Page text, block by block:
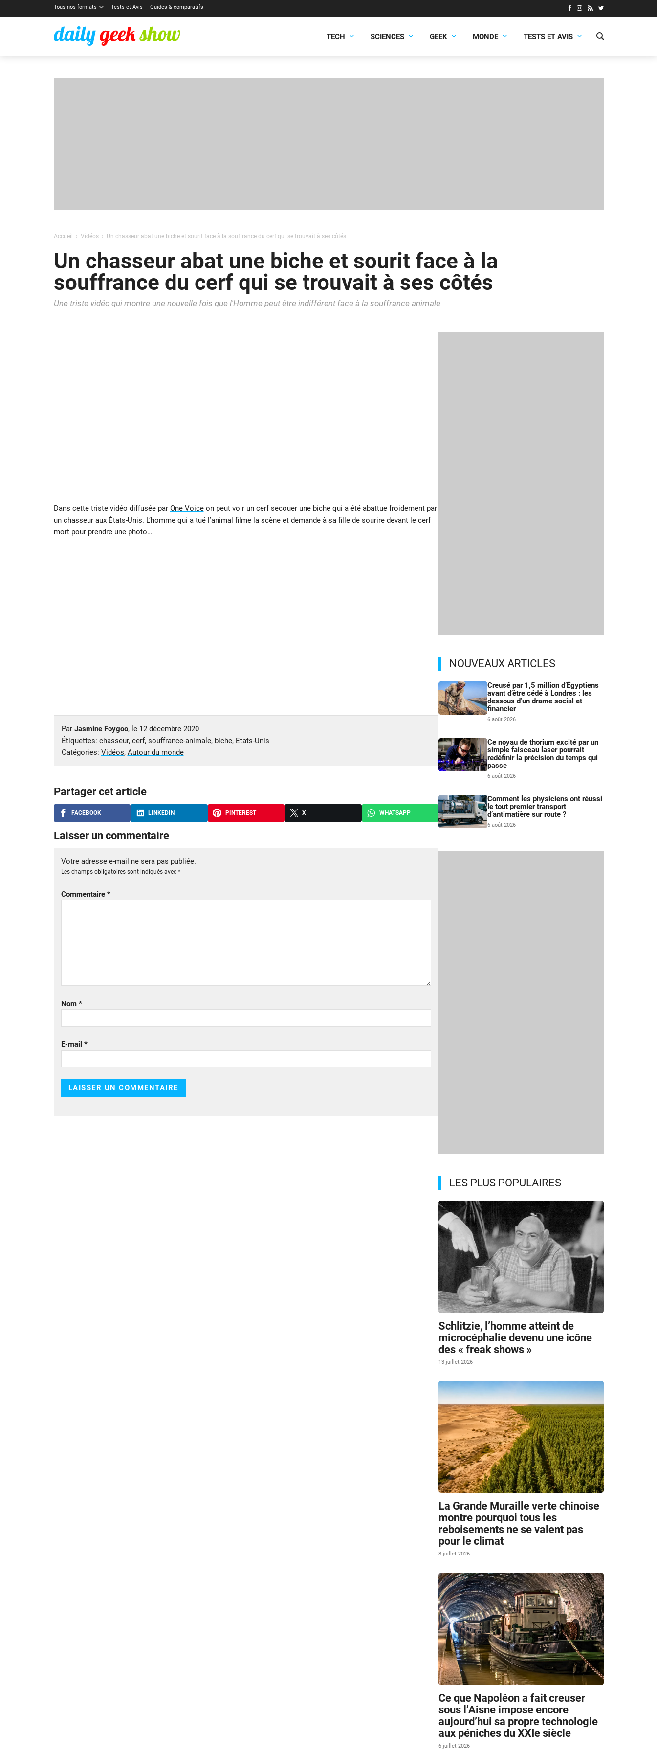
Tous nos formats Tests et Avis Guides & comparatifs
TECH SCIENCES GEEK MONDE TESTS ET AVIS
Accueil Vidéos Un chasseur abat une biche et sourit face à la souffrance du cerf qui se trouvait à ses côtés
Un chasseur abat une biche et sourit face à la
souffrance du cerf qui se trouvait à ses côtés
Une triste vidéo qui montre une nouvelle fois que l'Homme peut être indifférent face à la souffrance animale
Dans cette triste vidéo diffusée par One Voiceon peut voir un cerf secouer une biche qui a été abattue froidement par
un chasseur aux États-Unis. L’homme qui a tué l’animal filme la scène et demande à sa fille de sourire devant le cerf
mort pour prendre une photo…
Par Jasmine Foygoo, le 12 décembre 2020
Étiquettes: chasseur, cerf, souffrance-animale, biche, Etats-Unis
Catégories: Vidéos, Autour du monde
Partager cet article
FACEBOOK LINKEDIN PINTEREST X WHATSAPP
Laisser un commentaire
Votre adresse e-mail ne sera pas publiée.
Les champs obligatoires sont indiqués avec *
Commentaire *
Nom *
E-mail *
NOUVEAUX ARTICLES
Creusé par 1,5 million d’Égyptiens
avant d’être cédé à Londres : les
dessous d’un drame social et
financier
6 août 2026
Ce noyau de thorium excité par un
simple faisceau laser pourrait
redéfinir la précision du temps qui
passe
6 août 2026
Comment les physiciens ont réussi
le tout premier transport
d’antimatière sur route ?
6 août 2026
LES PLUS POPULAIRES
Schlitzie, l’homme atteint de
microcéphalie devenu une icône
des « freak shows »
13 juillet 2026
La Grande Muraille verte chinoise
montre pourquoi tous les
reboisements ne se valent pas
pour le climat
8 juillet 2026
Ce que Napoléon a fait creuser
sous l’Aisne impose encore
aujourd’hui sa propre technologie
aux péniches du XXIe siècle
6 juillet 2026